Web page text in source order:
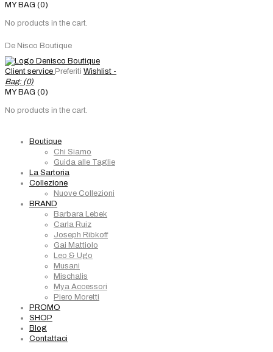
MY BAG (0)
No products in the cart.
De Nisco Boutique
Client service Preferiti Wishlist -
Bag: (0)
MY BAG (0)
No products in the cart.
Boutique
Chi Siamo
Guida alle Taglie
La Sartoria
Collezione
Nuove Collezioni
BRAND
Barbara Lebek
Carla Ruiz
Joseph Ribkoff
Gai Mattiolo
Leo & Ugo
Musani
Mischalis
Mya Accessori
Piero Moretti
PROMO
SHOP
Blog
Contattaci